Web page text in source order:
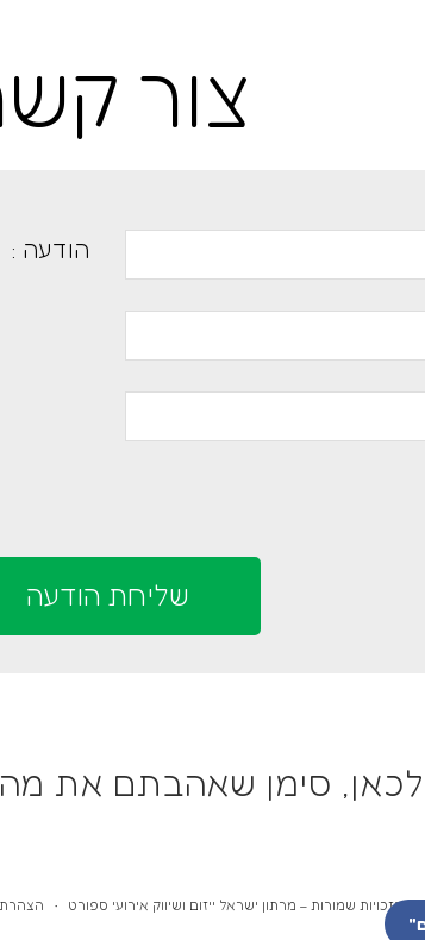
צור
הודעה :
סימן שאהבתם את
הזכויות שמורות – מרתון ישראל ייזום ושיווק אירועי ספורט • הצהרת